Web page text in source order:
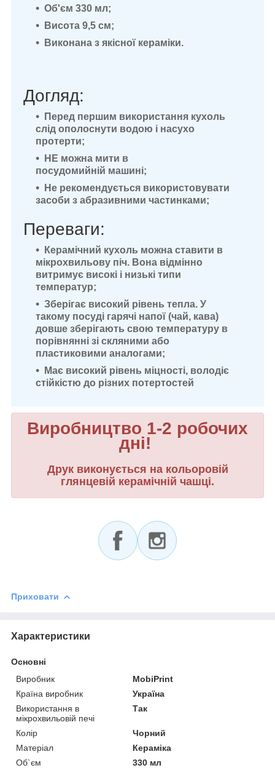
Об'єм 330 мл;
Висота 9,5 см;
Виконана з якісної кераміки.
Догляд:
Перед першим використання кухоль
слід ополоснути водою і насухо
протерти;
НЕ можна мити в
посудомийній машині;
Не рекомендується використовувати
засоби з абразивними частинками;
Переваги:
Керамічний кухоль можна ставити в
мікрохвильову піч. Вона відмінно
витримує високі і низькі типи
температур;
Зберігає високий рівень тепла. У
такому посуді гарячі напої (чай, кава)
довше зберігають свою температуру в
порівнянні зі скляними або
пластиковими аналогами;
Має високий рівень міцності, володіє
стійкістю до різних потертостей
Виробництво 1-2 робочих
дні!
Друк виконується на кольоровій
глянцевій керамічній чашці.
Приховати
Характеристики
Основні
Виробник
MobiPrint
Країна виробник
Україна
Використання в
мікрохвильовій печі
Так
Колір
Чорний
Матеріал
Кераміка
Об`єм
330 мл